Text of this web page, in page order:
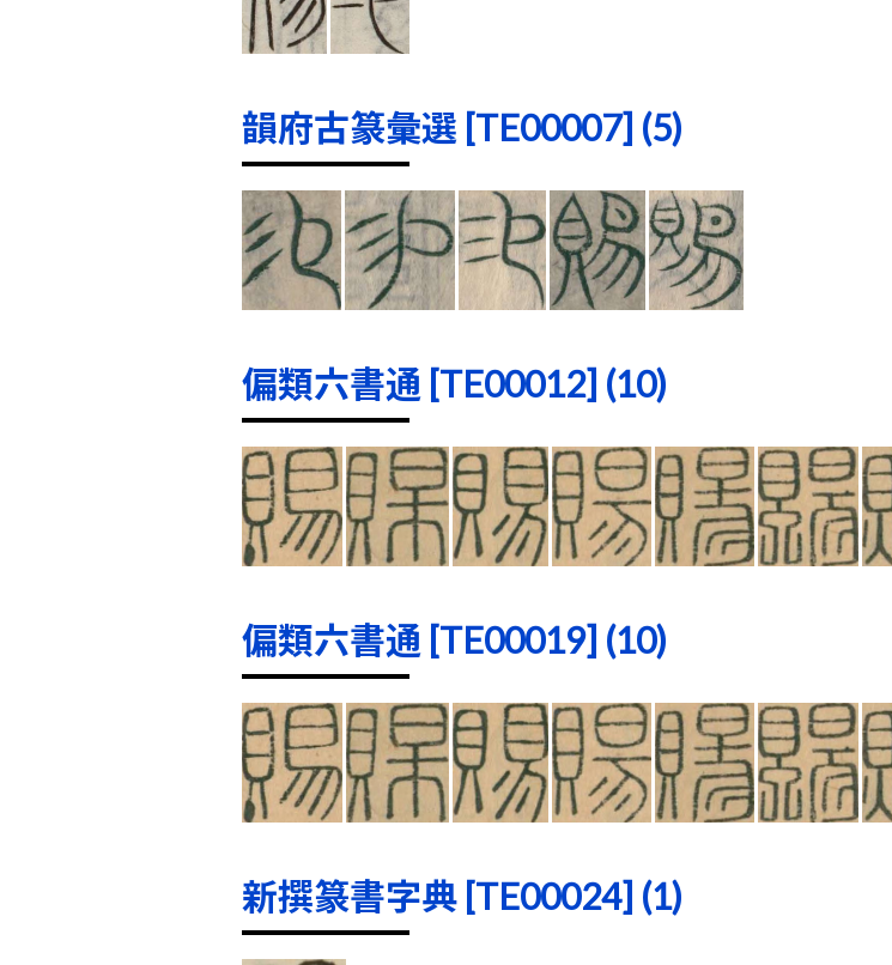
韻府古篆彙選 [TE00007] (5)
偏類六書通 [TE00012] (10)
偏類六書通 [TE00019] (10)
新撰篆書字典 [TE00024] (1)